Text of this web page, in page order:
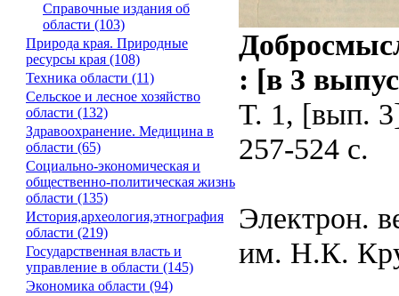
Справочные издания об
области (103)
Природа края. Природные
ресурсы края (108)
Техника области (11)
Сельское и лесное хозяйство
области (132)
Здравоохранение. Медицина в
области (65)
Социально-экономическая и
общественно-политическая жизнь
области (135)
История,археология,этнография
области (219)
Государственная власть и
управление в области (145)
Экономика области (94)
: [в 3
Т. 1, [вып.
257-524 с.
Электрон.
им. Н.К.